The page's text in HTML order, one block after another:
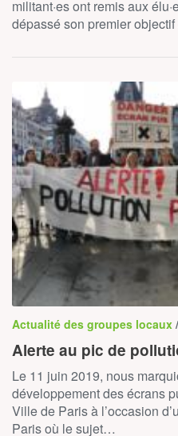
militant·es ont remis aux
dépassé son premier
Actualité des groupes locaux
Alerte au pic de
Le 11 juin 2019, nous
développement des écrans
Ville de Paris à l’occasion
Paris où le sujet…